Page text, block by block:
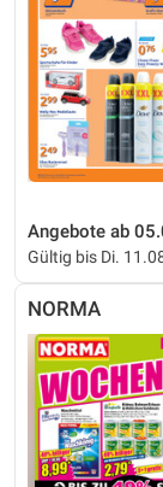
Angebote ab
Gültig bis Di.
NORMA